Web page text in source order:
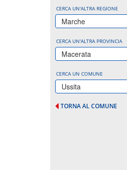
CERCA UN'ALTRA REGIONE
Marche
CERCA UN'ALTRA PROVINCIA
Macerata
CERCA UN COMUNE
Ussita
TORNA AL COMUNE